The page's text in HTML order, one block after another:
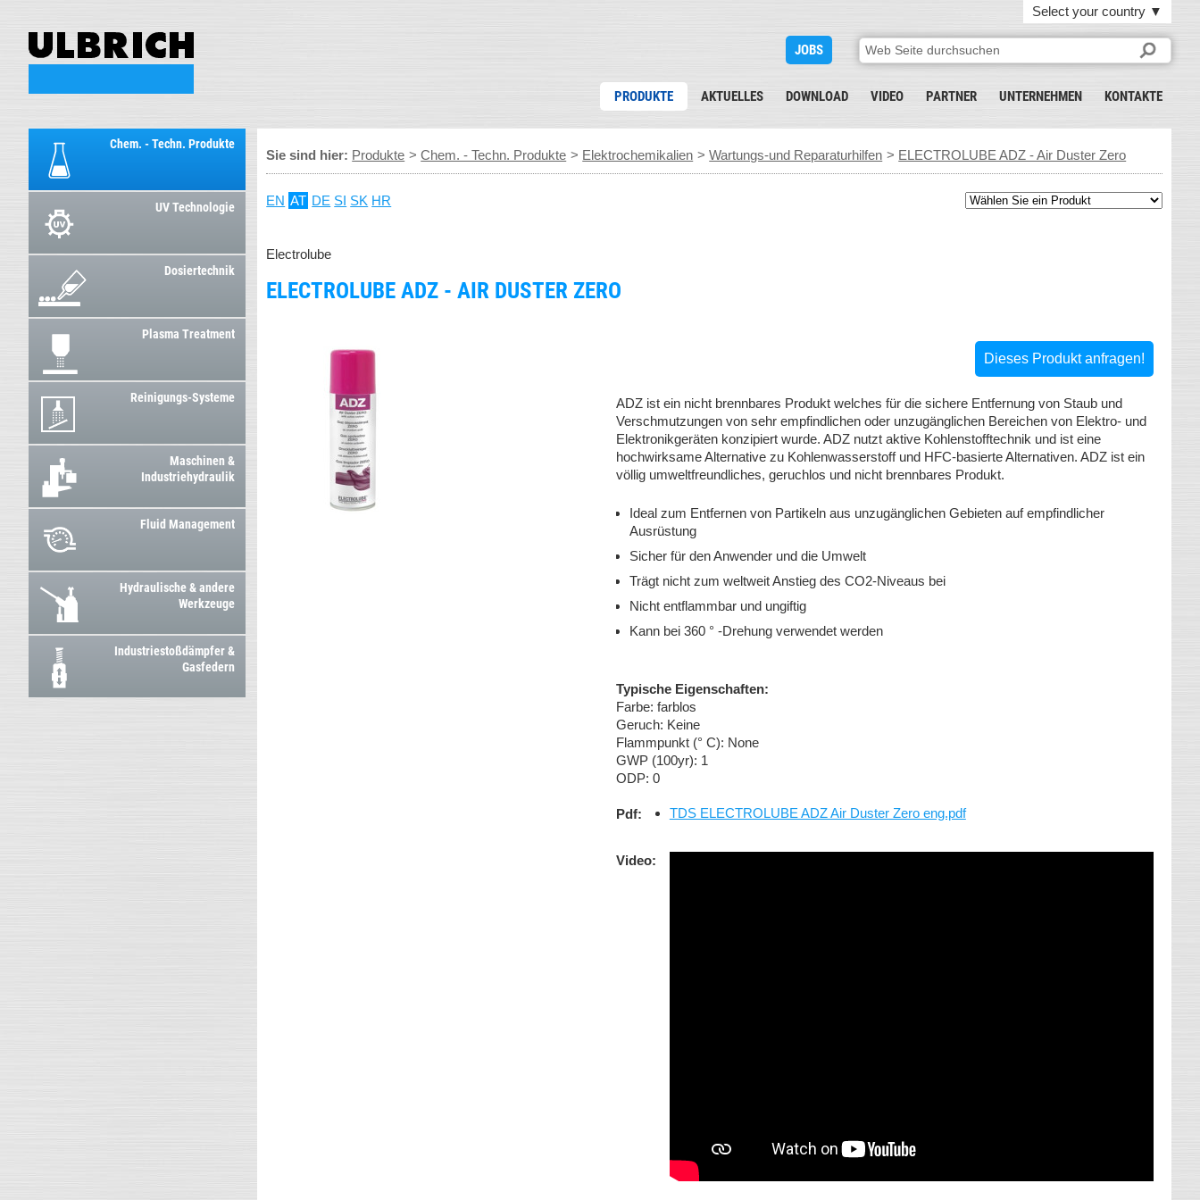
Select your country ▼
JOBS
PRODUKTE AKTUELLES DOWNLOAD VIDEO PARTNER UNTERNEHMEN KONTAKTE
Chem. - Techn. Produkte
UV Technologie
Dosiertechnik
Plasma Treatment
Reinigungs-Systeme
Maschinen &
Industriehydraulik
Fluid Management
Hydraulische & andere
Werkzeuge
Industriestoßdämpfer &
Gasfedern
Sie sind hier: Produkte >Chem. - Techn. Produkte > Elektrochemikalien >Wartungs-und Reparaturhilfen > ELECTROLUBE ADZ - Air Duster Zero
EN AT DE SI SK HR
Electrolube
ELECTROLUBE ADZ - AIR DUSTER ZERO
Dieses Produkt anfragen!
ADZ ist ein nicht brennbares Produkt welches für die sichere Entfernung von Staub und
Verschmutzungen von sehr empfindlichen oder unzugänglichen Bereichen von Elektro- und
Elektronikgeräten konzipiert wurde. ADZ nutzt aktive Kohlenstofftechnik und ist eine
hochwirksame Alternative zu Kohlenwasserstoff und HFC-basierte Alternativen. ADZ ist ein
völlig umweltfreundliches, geruchlos und nicht brennbares Produkt.
Ideal zum Entfernen von Partikeln aus unzugänglichen Gebieten auf empfindlicher
Ausrüstung
Sicher für den Anwender und die Umwelt
Trägt nicht zum weltweit Anstieg des CO2-Niveaus bei
Nicht entflammbar und ungiftig
Kann bei 360 ° -Drehung verwendet werden
Typische Eigenschaften:
Farbe: farblos
Geruch: Keine
Flammpunkt (° C): None
GWP (100yr): 1
ODP: 0
Pdf: TDS ELECTROLUBE ADZ Air Duster Zero eng.pdf
Video: